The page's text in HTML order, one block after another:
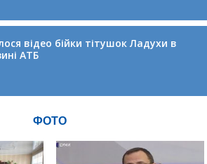
відео бійки тітушок Ладухи в
АТБ
ФОТО